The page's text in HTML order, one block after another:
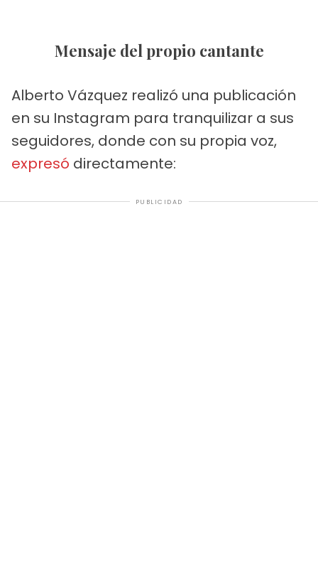
Mensaje del propio cantante
Alberto Vázquez realizó una publicación
en su Instagram para tranquilizar a sus
seguidores, donde con su propia voz,
expresó directamente:
PUBLICIDAD